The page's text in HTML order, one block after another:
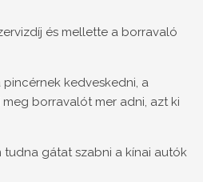
és mellette a borravaló
pincérnek kedveskedni, a
borravalót mer adni, azt ki
tudna gátat szabni a kínai autók